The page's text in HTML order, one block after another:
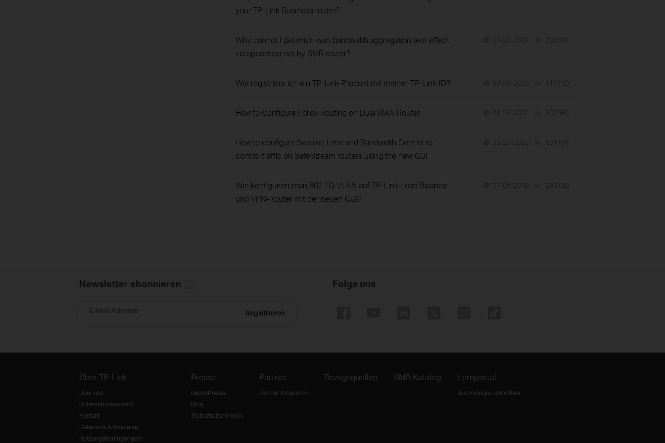
your TP-Link Business router?
Why cannot I get multi-wan bandwidth aggregation test effect
via speedtest.net by SMB router?
07-23-2024 206501
Wie registriere ich ein TP-Link-Produkt mit meiner TP-Link-ID? 09-25-2023 510100
How to Configure Policy Routing on Dual WAN Router 06-29-2022 202980
How to configure Session Limit and Bandwidth Control to
control traffic on SafeStream routers using the new GUI
06-27-2022 161104
Wie konfiguriert man 802.1Q VLAN auf TP-Link Load Balance
und VPN-Router mit der neuen GUI?
07-05-2018 293780
Newsletter abonnieren
E-Mail-Adresse Registrieren
Folge uns
Über TP-Link
Über uns
Unternehmensprofil
Kontakt
Datenschutzhinweise
Nutzungsbedingungen
Presse
News/Presse
Blog
Sicherheitshinweis
Partner
Partner Programm
Bezugsquellen SMB Katalog Lernportal
Technologie-Bibliothek